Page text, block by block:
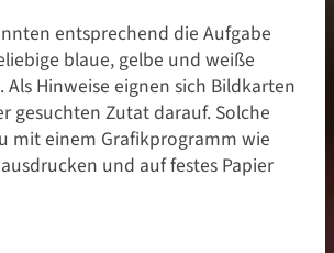
entsprechend die Aufgabe
blaue, gelbe und weiße
Als Hinweise eignen sich Bildkarten
gesuchten Zutat darauf. Solche
mit einem Grafikprogramm wie
und auf festes Papier